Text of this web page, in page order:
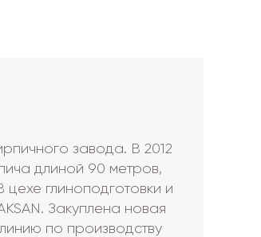
завода. В 2012
длиной 90 метров,
глиноподготовки и
Закуплена новая
по производству